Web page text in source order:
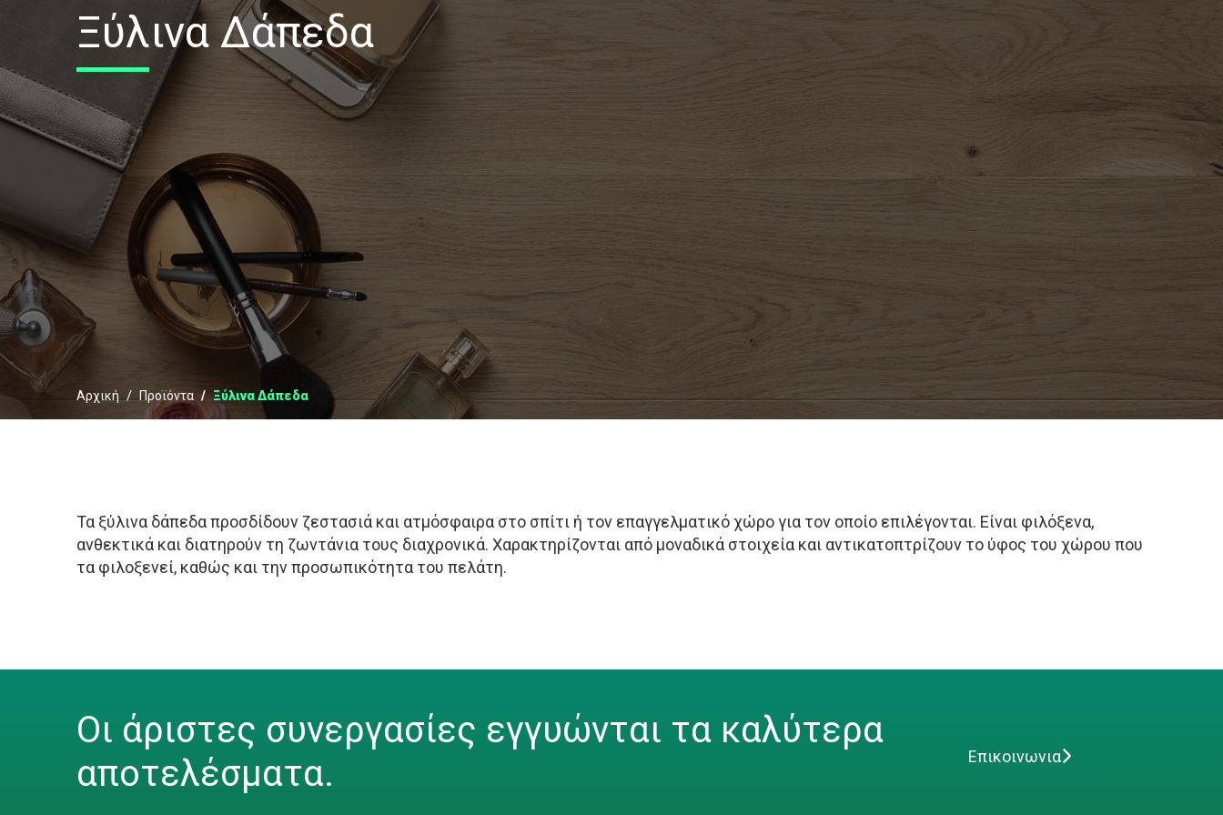
Ξύλινα Δάπεδα
Αρχική Προϊόντα Ξύλινα Δάπεδα
Τα ξύλινα δάπεδα προσδίδουν ζεστασιά και ατμόσφαιρα στο σπίτι ή τον επαγγελματικό χώρο για τον οποίο επιλέγονται. Είναι φιλόξενα,
ανθεκτικά και διατηρούν τη ζωντάνια τους διαχρονικά. Χαρακτηρίζονται από μοναδικά στοιχεία και αντικατοπτρίζουν το ύφος του χώρου που
τα φιλοξενεί, καθώς και την προσωπικότητα του πελάτη.
Οι άριστες συνεργασίες εγγυώνται τα καλύτερα
αποτελέσματα.
Επικοινωνια